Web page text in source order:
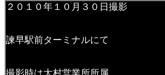
２０１０年１０月３０日撮影
諫早駅前ターミナルにて
撮影時は大村営業所所属